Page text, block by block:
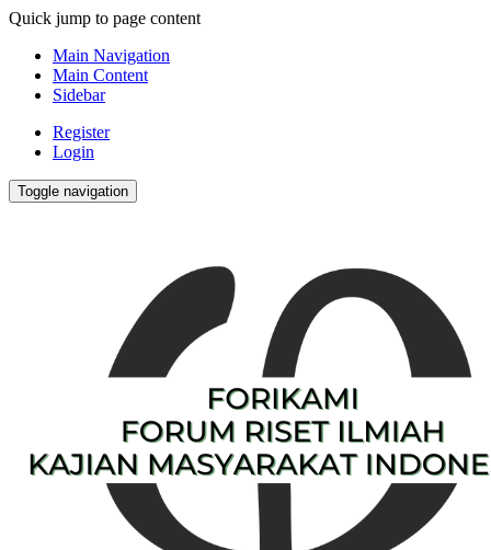
Quick jump to page content
Main Navigation
Main Content
Sidebar
Register
Login
Toggle navigation